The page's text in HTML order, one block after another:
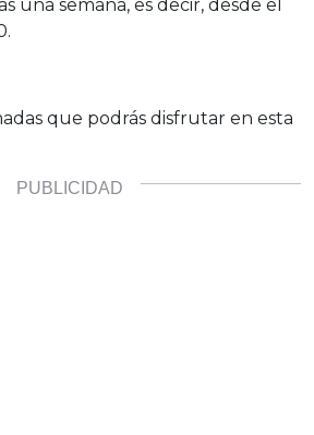
una semana, es decir, desde el
que podrás disfrutar en esta